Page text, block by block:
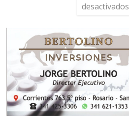
desactivados